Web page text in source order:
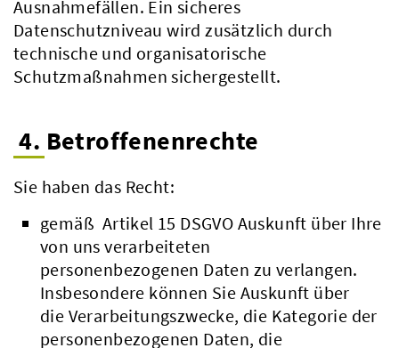
Ausnahmefällen. Ein sicheres
Datenschutzniveau wird zusätzlich durch
technische und organisatorische
Schutzmaßnahmen sichergestellt.
4. Betroffenenrechte
Sie haben das Recht:
gemäß Artikel 15 DSGVO Auskunft über Ihre
von uns verarbeiteten
personenbezogenen Daten zu verlangen.
Insbesondere können Sie Auskunft über
die Verarbeitungszwecke, die Kategorie der
personenbezogenen Daten, die